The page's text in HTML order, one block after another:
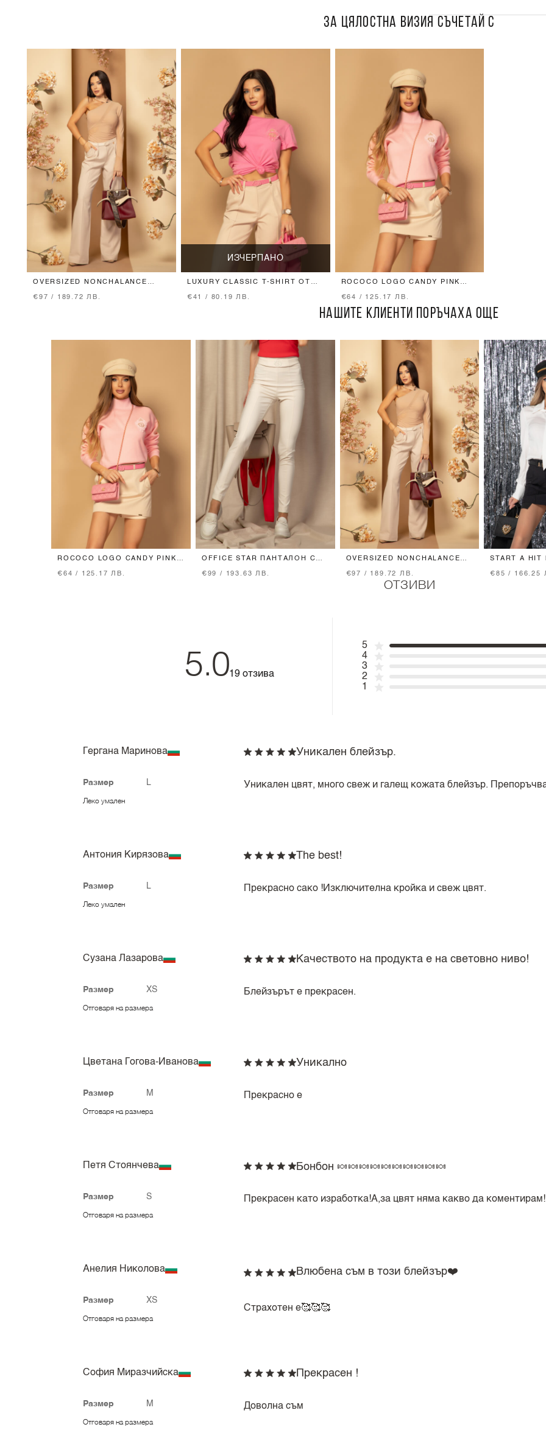
ЗА ЦЯЛОСТНА ВИЗИЯ СЪЧЕТАЙ С
OVERSIZED NONCHALANCE
€97 / 189.72 ЛВ.
ИЗЧЕРПАНО
LUXURY CLASSIC T-SHIRT ОТ
€41 / 80.19 ЛВ.
ROCOCO LOGO CANDY PINK
ТОКА
€64 / 125.17 ЛВ.
НАШИТЕ КЛИЕНТИ ПОРЪЧАХА ОЩЕ
ROCOCO LOGO CANDY PINK
PINK ТОКА
€64 / 125.17 ЛВ.
OFFICE STAR ПАНТАЛОН С
BEIGE
€99 / 193.63 ЛВ.
OVERSIZED NONCHALANCE
€97 / 189.72 ЛВ.
START A
€85 / 166.25
ОТЗИВИ
5.019 отзива
5
4
3
2
1
Гергана Маринова
Размер L
Леко умален
Уникален блейзър.
Уникален цвят, много свеж и галещ кожата блейзър.
Антония Кирязова
Размер L
Леко умален
The best!
Прекрасно сако !Изключителна кройка и свеж цвят.
Сузана Лазарова
Размер XS
Отговаря на размера
Качеството на продукта е на световно ниво!
Блейзърът е прекрасен.
Цветана Гогова-Иванова
Размер M
Отговаря на размера
Уникално
Прекрасно е
Петя Стоянчева
Размер S
Отговаря на размера
Бонбон 🍬🍬🍬🍬🍬🍬🍬🍬🍬🍬
Прекрасен като изработка!А,за цвят няма какво да коментирам!
Анелия Николова
Размер XS
Отговаря на размера
Влюбена съм в този блейзър❤️
Страхотен е🥰🥰🥰
София Миразчийска
Размер M
Отговаря на размера
Прекрасен !
Доволна съм